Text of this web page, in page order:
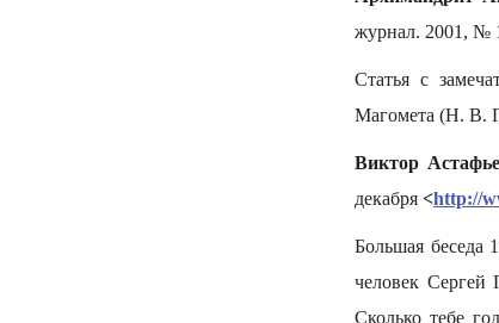
журнал. 2001, №
Статья с
Магомета (Н. В.
Виктор
декабря <http://
Большая беседа
человек Сергей
Сколько тебе